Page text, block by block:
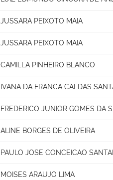
JUSSARA PEIXOTO MAIA
JUSSARA PEIXOTO MAIA
CAMILLA PINHEIRO BLANCO
IVANA DA FRANCA CALDAS
FREDERICO JUNIOR GOMES DA
ALINE BORGES DE OLIVEIRA
PAULO JOSE CONCEICAO
MOISES ARAUJO LIMA